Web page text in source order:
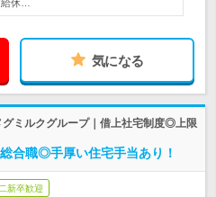
休…
気になる
ミルクグループ｜借上社宅制度◎上限
合職◎手厚い住宅手当あり！
新卒歓迎